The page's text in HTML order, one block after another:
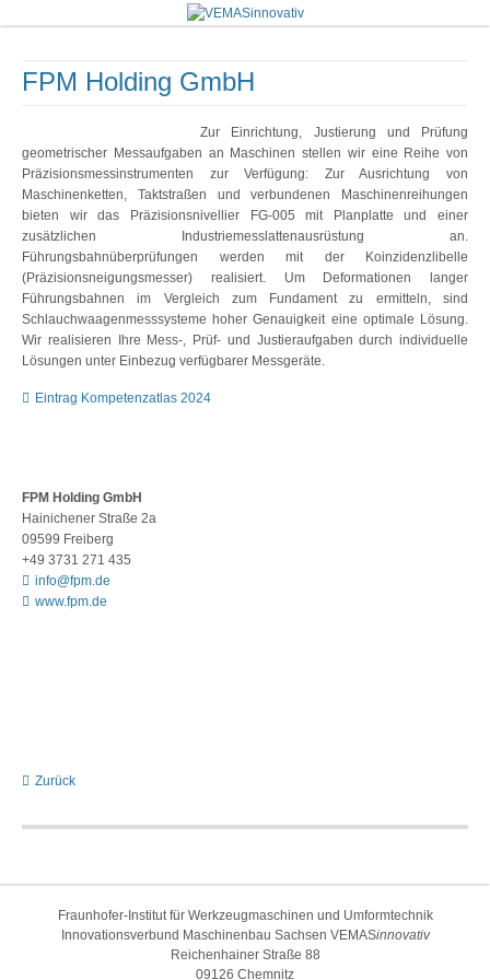
FPM Holding GmbH
Zur Einrichtung, Justierung und Prüfung
geometrischer Messaufgaben an Maschinen stellen wir eine Reihe von
Präzisionsmessinstrumenten zur Verfügung: Zur Ausrichtung von
Maschinenketten, Taktstraßen und verbundenen Maschinenreihungen
bieten wir das Präzisionsnivellier FG-005 mit Planplatte und einer
zusätzlichen Industriemesslattenausrüstung an.
Führungsbahnüberprüfungen werden mit der Koinzidenzlibelle
(Präzisionsneigungsmesser) realisiert. Um Deformationen langer
Führungsbahnen im Vergleich zum Fundament zu ermitteln, sind
Schlauchwaagenmesssysteme hoher Genauigkeit eine optimale Lösung.
Wir realisieren Ihre Mess-, Prüf- und Justieraufgaben durch individuelle
Lösungen unter Einbezug verfügbarer Messgeräte.
Eintrag Kompetenzatlas 2024
FPM Holding GmbH
Hainichener Straße 2a
09599 Freiberg
+49 3731 271 435
info@fpm.de
www.fpm.de
Zurück
Fraunhofer-Institut für Werkzeugmaschinen und Umformtechnik
Innovationsverbund Maschinenbau Sachsen VEMASinnovativ
Reichenhainer Straße 88
09126 Chemnitz